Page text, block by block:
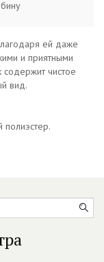
ей даже
и приятными
содержит чистое
вид.
полиэстер.